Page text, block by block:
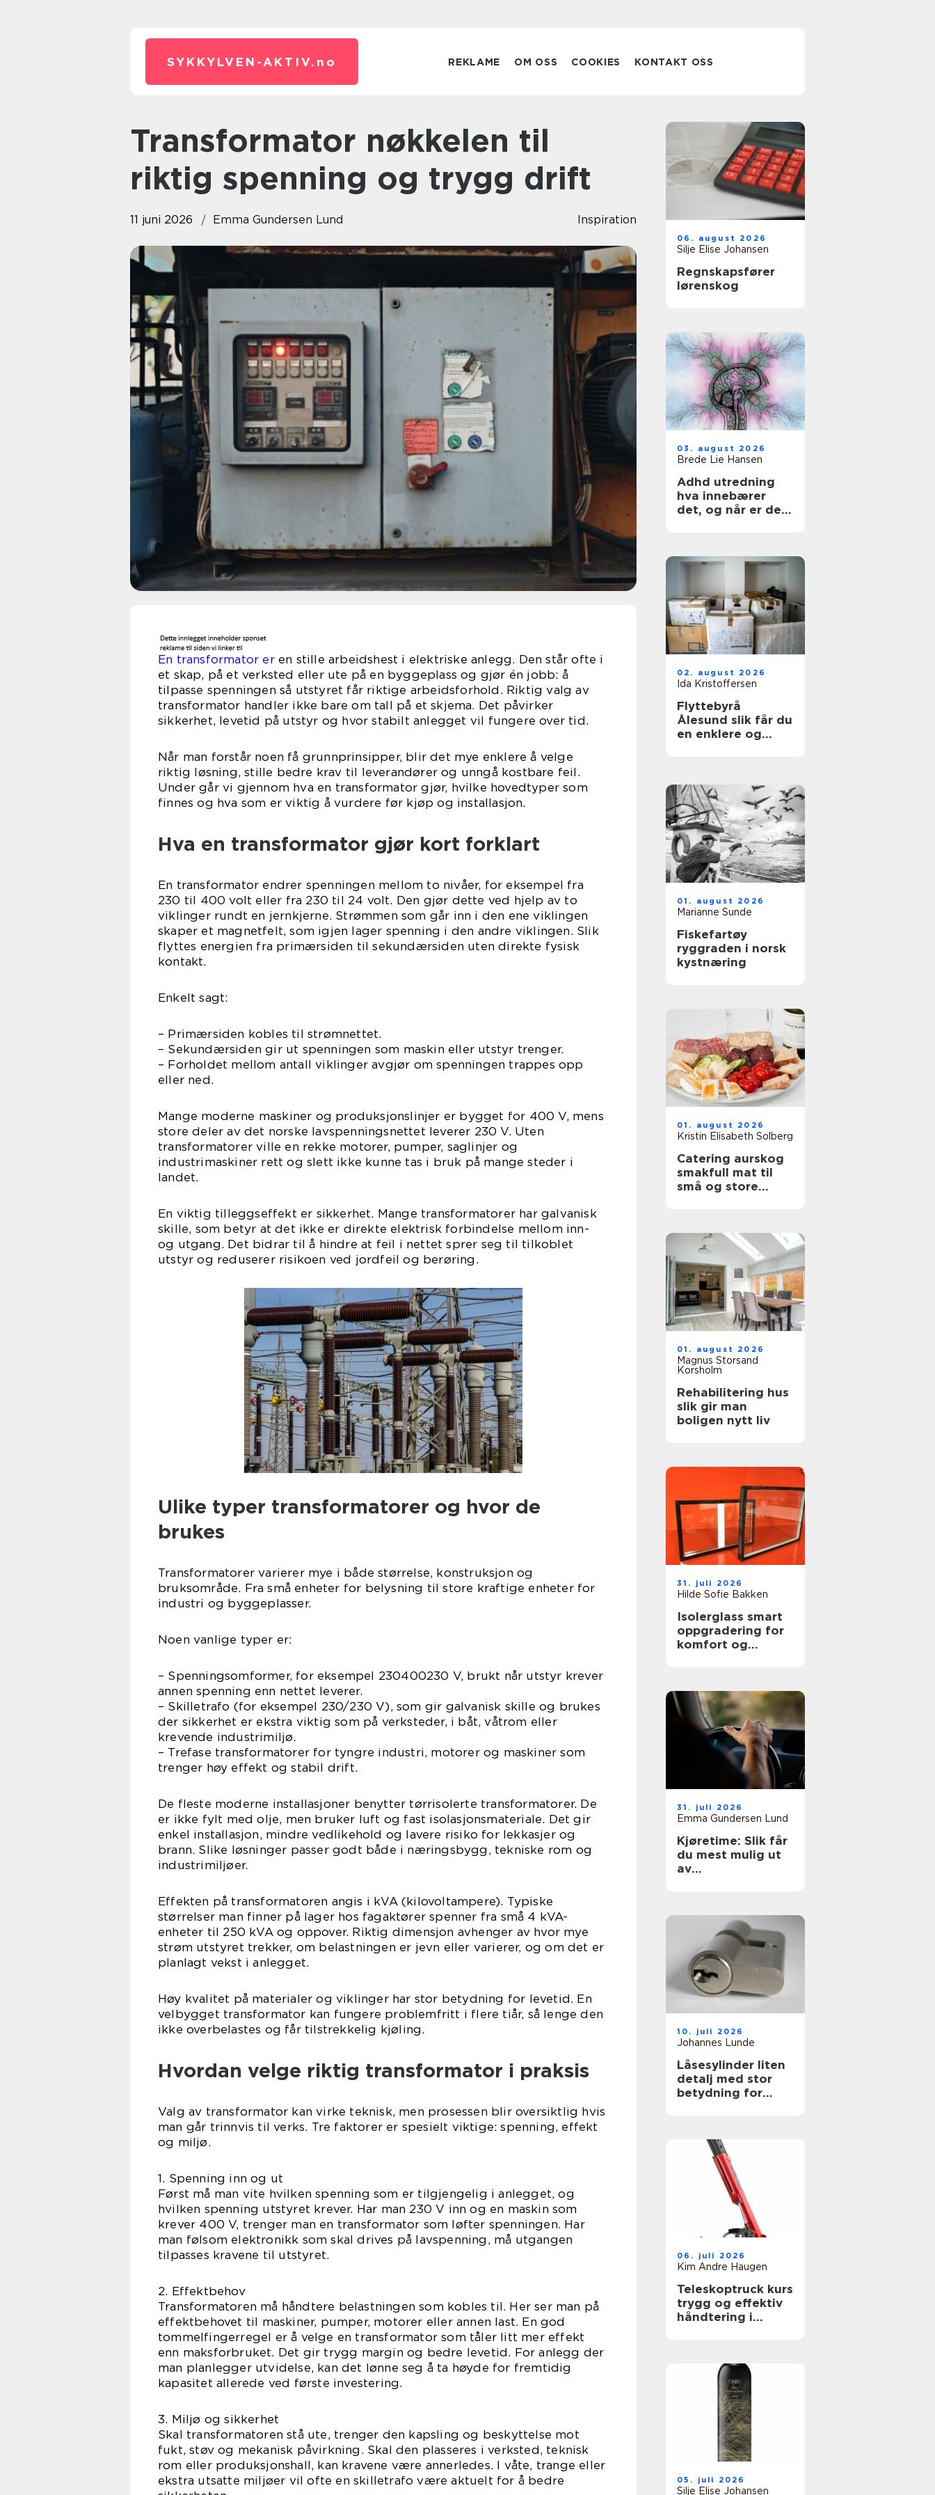
SYKKYLVEN-AKTIV. no REKLAME OM OSS COOKIES KONTAKT OSS
Transformator nøkkelen til
riktig spenning og trygg drift
11 juni 2026 Emma Gundersen Lund Inspiration
En transformator eren stille arbeidshest i elektriske anlegg. Den står ofte i
et skap, på et verksted eller ute på en byggeplass og gjør én jobb: å
tilpasse spenningen så utstyret får riktige arbeidsforhold. Riktig valg av
transformator handler ikke bare om tall på et skjema. Det påvirker
sikkerhet, levetid på utstyr og hvor stabilt anlegget vil fungere over tid.
Når man forstår noen få grunnprinsipper, blir det mye enklere å velge
riktig løsning, stille bedre krav til leverandører og unngå kostbare feil.
Under går vi gjennom hva en transformator gjør, hvilke hovedtyper som
finnes og hva som er viktig å vurdere før kjøp og installasjon.
Hva en transformator gjør kort forklart
En transformator endrer spenningen mellom to nivåer, for eksempel fra
230 til 400 volt eller fra 230 til 24 volt. Den gjør dette ved hjelp av to
viklinger rundt en jernkjerne. Strømmen som går inn i den ene viklingen
skaper et magnetfelt, som igjen lager spenning i den andre viklingen. Slik
flyttes energien fra primærsiden til sekundærsiden uten direkte fysisk
kontakt.
Enkelt sagt:
– Primærsiden kobles til strømnettet.
– Sekundærsiden gir ut spenningen som maskin eller utstyr trenger.
– Forholdet mellom antall viklinger avgjør om spenningen trappes opp
eller ned.
Mange moderne maskiner og produksjonslinjer er bygget for 400 V, mens
store deler av det norske lavspenningsnettet leverer 230 V. Uten
transformatorer ville en rekke motorer, pumper, saglinjer og
industrimaskiner rett og slett ikke kunne tas i bruk på mange steder i
landet.
En viktig tilleggseffekt er sikkerhet. Mange transformatorer har galvanisk
skille, som betyr at det ikke er direkte elektrisk forbindelse mellom inn-
og utgang. Det bidrar til å hindre at feil i nettet sprer seg til tilkoblet
utstyr og reduserer risikoen ved jordfeil og berøring.
Ulike typer transformatorer og hvor de
brukes
Transformatorer varierer mye i både størrelse, konstruksjon og
bruksområde. Fra små enheter for belysning til store kraftige enheter for
industri og byggeplasser.
Noen vanlige typer er:
– Spenningsomformer, for eksempel 230400230 V, brukt når utstyr krever
annen spenning enn nettet leverer.
– Skilletrafo (for eksempel 230/230 V), som gir galvanisk skille og brukes
der sikkerhet er ekstra viktig som på verksteder, i båt, våtrom eller
krevende industrimiljø.
– Trefase transformatorer for tyngre industri, motorer og maskiner som
trenger høy effekt og stabil drift.
De fleste moderne installasjoner benytter tørrisolerte transformatorer. De
er ikke fylt med olje, men bruker luft og fast isolasjonsmateriale. Det gir
enkel installasjon, mindre vedlikehold og lavere risiko for lekkasjer og
brann. Slike løsninger passer godt både i næringsbygg, tekniske rom og
industrimiljøer.
Effekten på transformatoren angis i kVA (kilovoltampere). Typiske
størrelser man finner på lager hos fagaktører spenner fra små 4 kVA-
enheter til 250 kVA og oppover. Riktig dimensjon avhenger av hvor mye
strøm utstyret trekker, om belastningen er jevn eller varierer, og om det er
planlagt vekst i anlegget.
Høy kvalitet på materialer og viklinger har stor betydning for levetid. En
velbygget transformator kan fungere problemfritt i flere tiår, så lenge den
ikke overbelastes og får tilstrekkelig kjøling.
Hvordan velge riktig transformator i praksis
Valg av transformator kan virke teknisk, men prosessen blir oversiktlig hvis
man går trinnvis til verks. Tre faktorer er spesielt viktige: spenning, effekt
og miljø.
1. Spenning inn og ut
Først må man vite hvilken spenning som er tilgjengelig i anlegget, og
hvilken spenning utstyret krever. Har man 230 V inn og en maskin som
krever 400 V, trenger man en transformator som løfter spenningen. Har
man følsom elektronikk som skal drives på lavspenning, må utgangen
tilpasses kravene til utstyret.
2. Effektbehov
Transformatoren må håndtere belastningen som kobles til. Her ser man på
effektbehovet til maskiner, pumper, motorer eller annen last. En god
tommelfingerregel er å velge en transformator som tåler litt mer effekt
enn maksforbruket. Det gir trygg margin og bedre levetid. For anlegg der
man planlegger utvidelse, kan det lønne seg å ta høyde for fremtidig
kapasitet allerede ved første investering.
3. Miljø og sikkerhet
Skal transformatoren stå ute, trenger den kapsling og beskyttelse mot
fukt, støv og mekanisk påvirkning. Skal den plasseres i verksted, teknisk
rom eller produksjonshall, kan kravene være annerledes. I våte, trange eller
ekstra utsatte miljøer vil ofte en skilletrafo være aktuelt for å bedre
06. august 2026
Silje Elise Johansen
Regnskapsfører
lørenskog
03. august 2026
Brede Lie Hansen
Adhd utredning
hva innebærer
det, og når er det
02. august 2026
Ida Kristoffersen
Flyttebyrå
Ålesund slik får du
en enklere og
01. august 2026
Marianne Sunde
Fiskefartøy
ryggraden i norsk
kystnæring
01. august 2026
Kristin Elisabeth Solberg
Catering aurskog
smakfull mat til
små og store
01. august 2026
Magnus Storsand
Korsholm
Rehabilitering hus
slik gir man
boligen nytt liv
31. juli 2026
Hilde Sofie Bakken
Isolerglass smart
oppgradering for
komfort og
31. juli 2026
Emma Gundersen Lund
Kjøretime: Slik får
du mest mulig ut
av
10. juli 2026
Johannes Lunde
Låsesylinder liten
detalj med stor
betydning for
06. juli 2026
Kim Andre Haugen
Teleskoptruck kurs
trygg og effektiv
håndtering i
05. juli 2026
Silje Elise Johansen